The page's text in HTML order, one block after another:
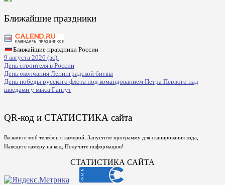
Ближайшие праздники
Ближайшие праздники России
9 августа 2026 (вс):
День строителя в России
День окончания Ленинградской битвы
День победы русского флота под командованием Петра Первого над
шведами у мыса Гангут
QR-код и СТАТИСТИКА сайта
Возьмите моб телефон с камерой, Запустите программу для сканирования кода,
Наведите камеру на код, Получите информацию!
СТАТИСТИКА САЙТА